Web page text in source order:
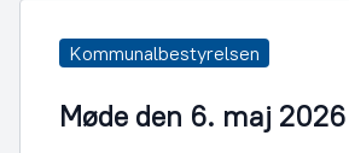
Kommunalbestyrelsen
Møde den 6. maj 2026